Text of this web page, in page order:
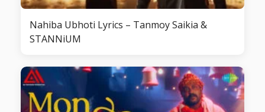
Nahiba Ubhoti Lyrics – Tanmoy Saikia &
STANNiUM